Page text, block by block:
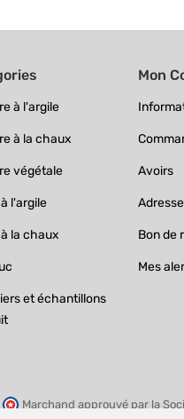
à l'argile
à la chaux
végétale
l'argile
la chaux
et échantillons
Mon
Avoirs
Bon de
Mes
Marchand approuvé par la